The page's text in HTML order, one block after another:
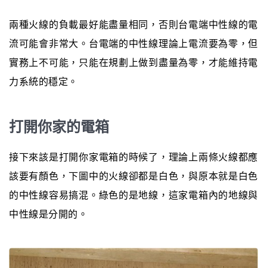
兩種火線的負載最好能盡量相同，否則台電端中性線的電
流可能會非常大。台電端的中性線理論上電流要為零，但
實務上不可能，只能在規劃上做到盡量為零，才能維持電
力系統的穩定。
打開你家的電箱
接下來該是打開你家電箱的時候了，理論上兩條火線都應
該要有顏色，下圖中的火線卻都是白色，與原本就是白色
的中性線容易搞混。綠色的是地線，這家電箱內的地線與
中性線是分開的。